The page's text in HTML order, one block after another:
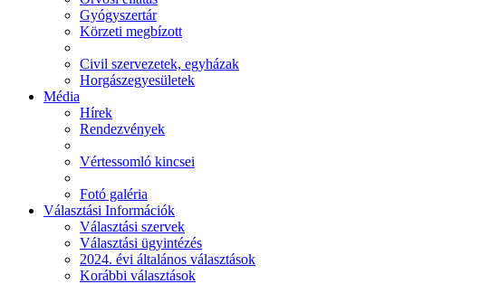
Gyógyszertár
Körzeti megbízott
Civil szervezetek, egyházak
Horgászegyesületek
Média
Hírek
Rendezvények
Vértessomló kincsei
Fotó galéria
Választási Információk
Választási szervek
Választási ügyintézés
2024. évi általános választások
Korábbi választások